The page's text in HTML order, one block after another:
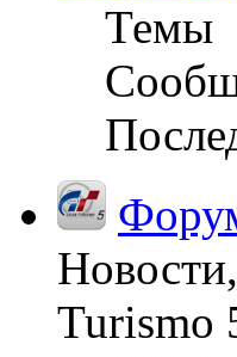
Темы
Turismo